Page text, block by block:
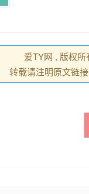
爱TY网 , 版权
转载请注明原文链接